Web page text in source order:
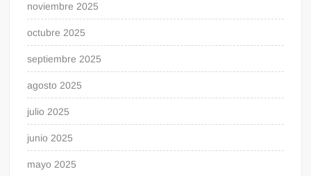
noviembre 2025
octubre 2025
septiembre 2025
agosto 2025
julio 2025
junio 2025
mayo 2025